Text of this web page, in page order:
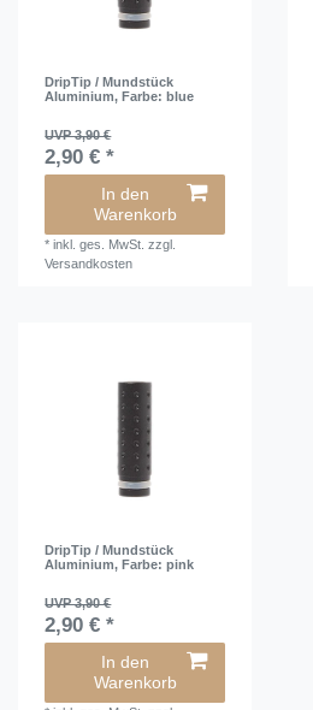
DripTip / Mundstück
Aluminium, Farbe: blue
UVP 3,90 €
2,90 € *
In den
Warenkorb
*inkl. ges. MwSt. zzgl.
Versandkosten
DripTip / Mundstück
Aluminium, Farbe: pink
UVP 3,90 €
2,90 € *
In den
Warenkorb